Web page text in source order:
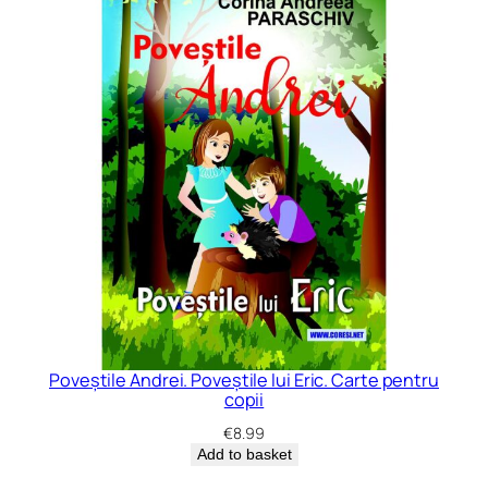
Poveștile Andrei. Poveștile lui Eric. Carte pentru
copii
€8.99
Add to basket